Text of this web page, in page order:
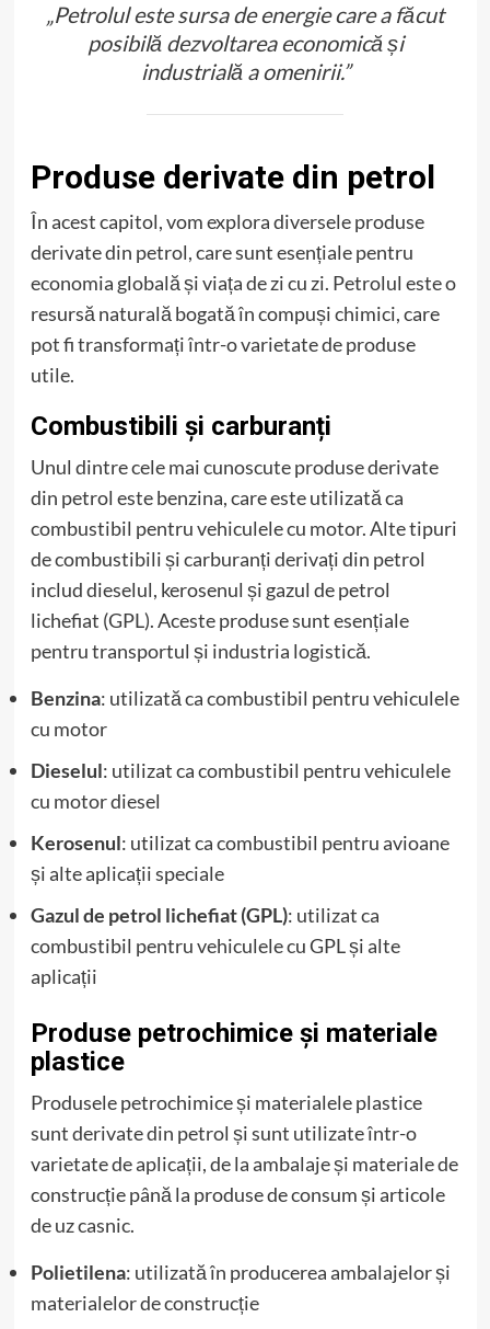
„Petrolul este sursa de energie care a făcut
posibilă dezvoltarea economică și
industrială a omenirii.”
Produse derivate din petrol
În acest capitol, vom explora diversele produse
derivate din petrol, care sunt esențiale pentru
economia globală și viața de zi cu zi. Petrolul este o
resursă naturală bogată în compuși chimici, care
pot fi transformați într-o varietate de produse
utile.
Combustibili și carburanți
Unul dintre cele mai cunoscute produse derivate
din petrol este benzina, care este utilizată ca
combustibil pentru vehiculele cu motor. Alte tipuri
de combustibili și carburanți derivați din petrol
includ dieselul, kerosenul și gazul de petrol
lichefiat (GPL). Aceste produse sunt esențiale
pentru transportul și industria logistică.
Benzina: utilizată ca combustibil pentru vehiculele
cu motor
Dieselul: utilizat ca combustibil pentru vehiculele
cu motor diesel
Kerosenul: utilizat ca combustibil pentru avioane
și alte aplicații speciale
Gazul de petrol lichefiat (GPL): utilizat ca
combustibil pentru vehiculele cu GPL și alte
aplicații
Produse petrochimice și materiale
plastice
Produsele petrochimice și materialele plastice
sunt derivate din petrol și sunt utilizate într-o
varietate de aplicații, de la ambalaje și materiale de
construcție până la produse de consum și articole
de uz casnic.
Polietilena: utilizată în producerea ambalajelor și
materialelor de construcție